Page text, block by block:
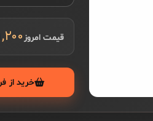
قیمت امروز
خرید از